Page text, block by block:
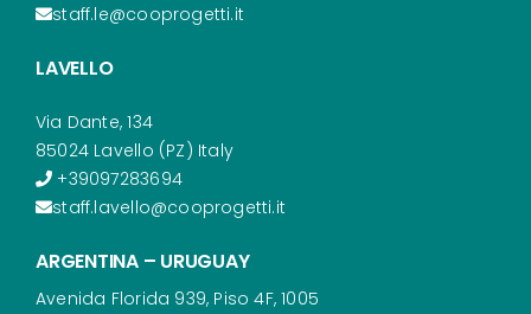
staff.le@cooprogetti.it
LAVELLO
Via Dante, 134
85024 Lavello (PZ) Italy
+39097283694
staff.lavello@cooprogetti.it
ARGENTINA – URUGUAY
Avenida Florida 939, Piso 4F, 1005